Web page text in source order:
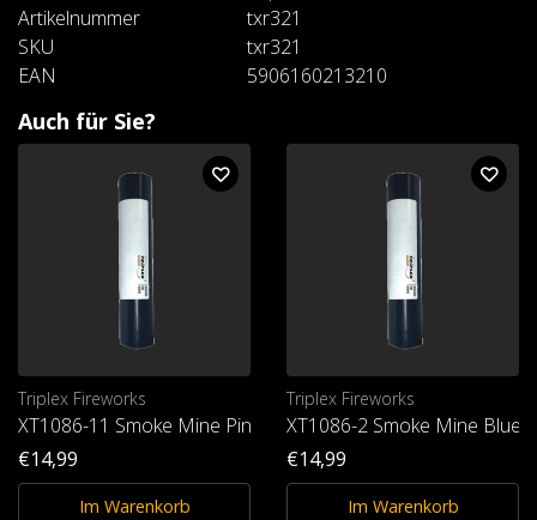
Artikelnummer
txr321
SKU
txr321
EAN
5906160213210
Auch für Sie?
Triplex Fireworks
XT1086-11 Smoke Mine Pink T1
€14,99
Im Warenkorb
Triplex Fireworks
XT1086-2 Smoke Mine Blue
€14,99
Im Warenkorb